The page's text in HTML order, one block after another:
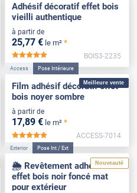
Adhésif décoratif effet bois
vieilli authentique
à partir de
25,77 € le m² *
BOIS3-2235
Meilleure vente
Access Pose Intérieure
Film adhésif décoratif effet
bois noyer sombre
à partir de
17,89 € le m² *
ACCESS-7014
Nouveauté
Exterior Pose Int / Ext
🌦️ Revêtement adhésif
effet bois noir foncé mat
pour extérieur